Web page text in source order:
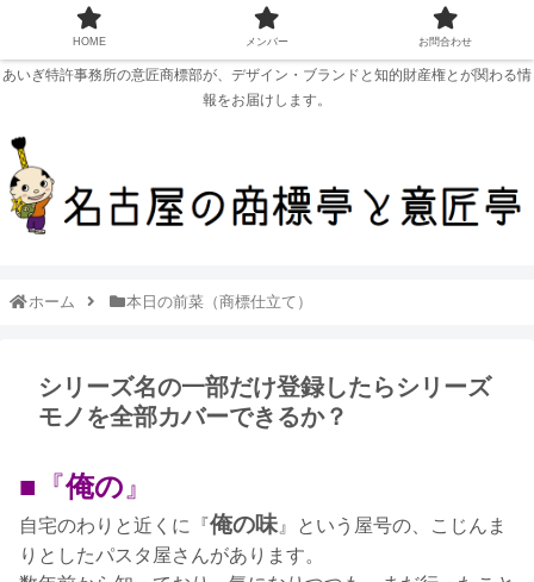
あいぎ特許事務所の意匠商標部が、デザイン・ブランドと知的財産権とが関わる情
報をお届けします。
ホーム 本日の前菜（商標仕立て）
シリーズ名の一部だけ登録したらシリーズ
モノを全部カバーできるか？
■『俺の 』
自宅のわりと近くに『俺の味 』という屋号の、こじんま
りとしたパスタ屋さんがあります。
HOME メンバー お問合わせ